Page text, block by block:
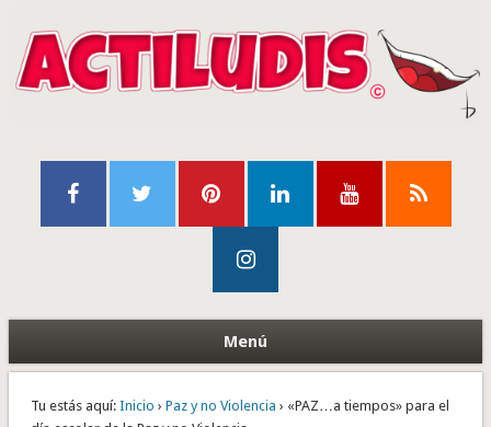
Menú
Tu estás aquí: Inicio › Paz y no Violencia › «PAZ…a tiempos» para el